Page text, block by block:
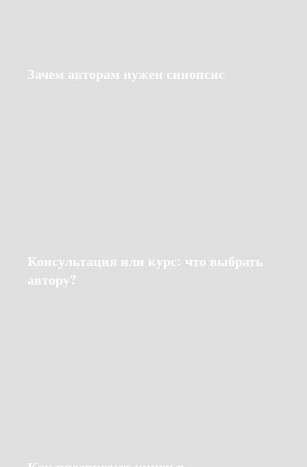
Зачем авторам нужен синопсис
Консультация или курс: что выбрать
автору?